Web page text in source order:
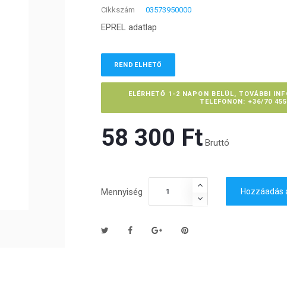
Cikkszám 03573950000
EPREL adatlap
RENDELHETŐ
ELÉRHETŐ 1-2 NAPON BELÜL, TOVÁBBI
TELEFONON: +36/70
58 300 Ft‎ Bruttó
Mennyiség Hozzáadás